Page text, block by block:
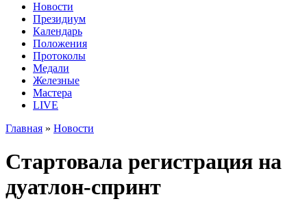
Новости
Президиум
Календарь
Положения
Протоколы
Медали
Железные
Мастера
LIVE
Главная » Новости
Стартовала регистрация на
дуатлон-спринт